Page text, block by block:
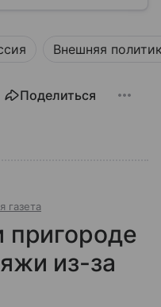
Внешняя
Поделиться
газета
пригороде
из-за